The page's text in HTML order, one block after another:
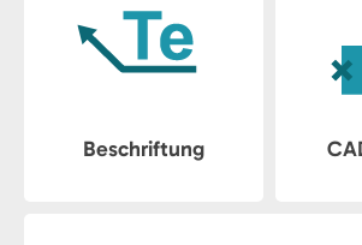
Beschriftung